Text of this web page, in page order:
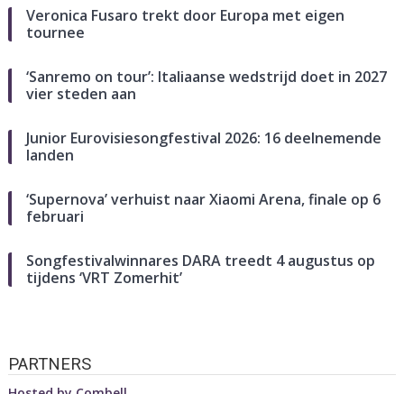
Veronica Fusaro trekt door Europa met eigen
tournee
‘Sanremo on tour’: Italiaanse wedstrijd doet in 2027
vier steden aan
Junior Eurovisiesongfestival 2026: 16 deelnemende
landen
‘Supernova’ verhuist naar Xiaomi Arena, finale op 6
februari
Songfestivalwinnares DARA treedt 4 augustus op
tijdens ‘VRT Zomerhit’
PARTNERS